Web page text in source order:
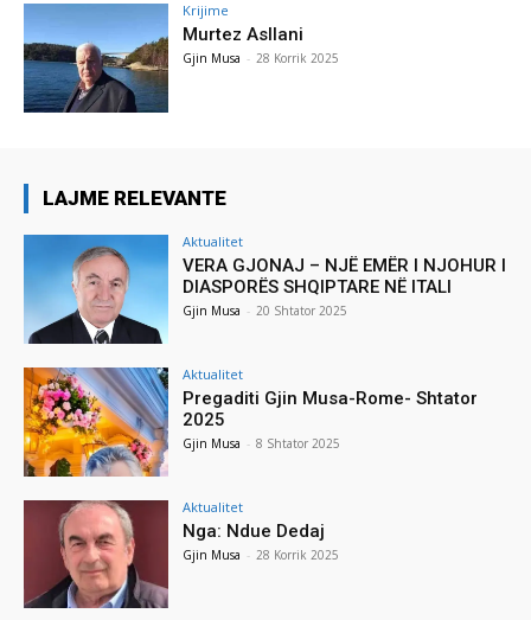
Krijime
Murtez Asllani
Gjin Musa - 28 Korrik 2025
LAJME RELEVANTE
Aktualitet
VERA GJONAJ – NJË EMËR I NJOHUR I
DIASPORËS SHQIPTARE NË ITALI
Gjin Musa - 20 Shtator 2025
Aktualitet
Pregaditi Gjin Musa-Rome- Shtator
2025
Gjin Musa - 8 Shtator 2025
Aktualitet
Nga: Ndue Dedaj
Gjin Musa - 28 Korrik 2025